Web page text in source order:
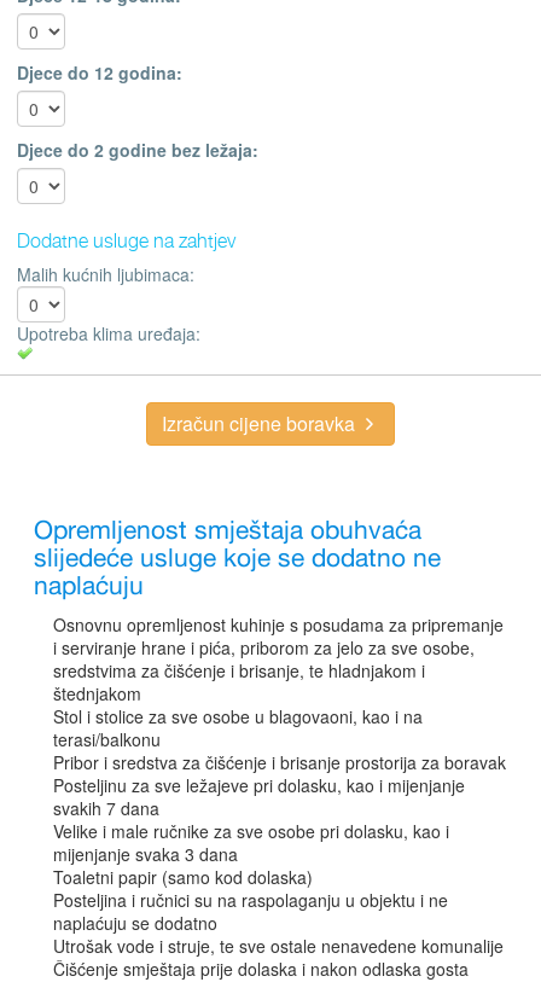
Djece do 12 godina:
Djece do 2 godine bez ležaja:
Dodatne usluge na zahtjev
Malih kućnih ljubimaca:
Upotreba klima uređaja:
Izračun cijene boravka
Opremljenost smještaja obuhvaća
slijedeće usluge koje se dodatno ne
naplaćuju
Osnovnu opremljenost kuhinje s posudama za pripremanje
i serviranje hrane i pića, priborom za jelo za sve osobe,
sredstvima za čišćenje i brisanje, te hladnjakom i
štednjakom
Stol i stolice za sve osobe u blagovaoni, kao i na
terasi/balkonu
Pribor i sredstva za čišćenje i brisanje prostorija za boravak
Posteljinu za sve ležajeve pri dolasku, kao i mijenjanje
svakih 7 dana
Velike i male ručnike za sve osobe pri dolasku, kao i
mijenjanje svaka 3 dana
Toaletni papir (samo kod dolaska)
Posteljina i ručnici su na raspolaganju u objektu i ne
naplaćuju se dodatno
Utrošak vode i struje, te sve ostale nenavedene komunalije
Čišćenje smještaja prije dolaska i nakon odlaska gosta